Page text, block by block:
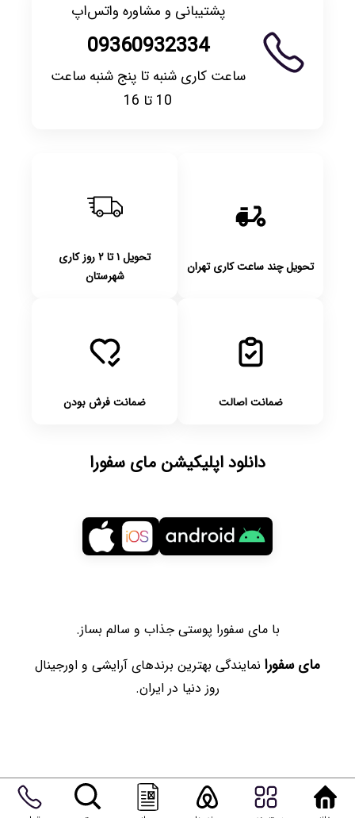
پشتیبانی و مشاوره واتس‌اپ
09360932334
ساعت کاری شنبه تا پنج شنبه ساعت
10 تا 16
تحویل چند ساعت کاری تهران
تحویل ۱ تا ۲ روز کاری
شهرستان
ضمانت اصالت ضمانت فرش بودن
دانلود اپلیکیشن مای سفورا
با مای سفورا پوستی جذاب و سالم بساز.
مای سفورا نمایندگی بهترین برندهای آرایشی و اورجینال
روز دنیا در ایران.